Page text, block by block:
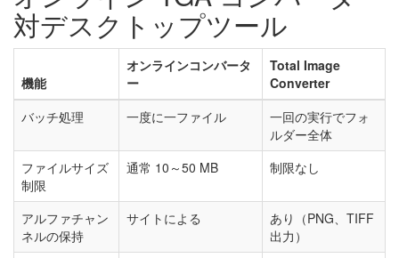
対デスクトップツール
機能
オンラインコンバータ
ー
Total Image
Converter
バッチ処理
一度に一ファイル
一回の実行でフォ
ルダー全体
ファイルサイズ
制限
通常 10～50 MB 制限なし
アルファチャン
ネルの保持
サイトによる
あり（PNG、TIFF
出力）